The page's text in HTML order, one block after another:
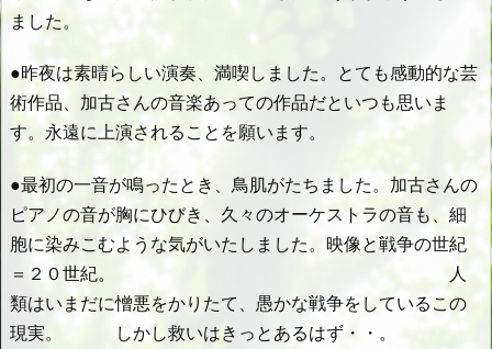
ました。
●昨夜は素晴らしい演奏、満喫しました。とても感動的な芸
術作品、加古さんの音楽あっての作品だといつも思いま
す。永遠に上演されることを願います。
●最初の一音が鳴ったとき、鳥肌がたちました。加古さんの
ピアノの音が胸にひびき、久々のオーケストラの音も、細
胞に染みこむような気がいたしました。映像と戦争の世紀
＝２０世紀。 人
類はいまだに憎悪をかりたて、愚かな戦争をしているこの
現実。 しかし救いはきっとあるはず・・。